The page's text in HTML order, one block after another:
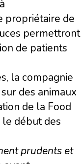
propriétaire de
permettront
de patients
la compagnie
des animaux
de la Food
début des
prudents et